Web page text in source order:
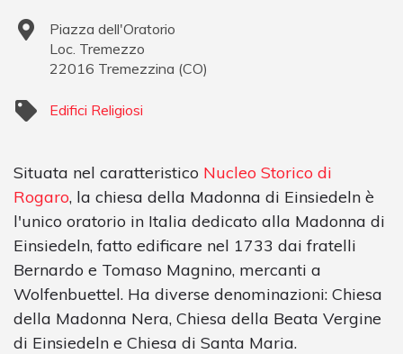
Piazza dell'Oratorio
Loc. Tremezzo
22016 Tremezzina (CO)
Edifici Religiosi
Situata nel caratteristico Nucleo Storico di
Rogaro, la chiesa della Madonna di Einsiedeln è
l'unico oratorio in Italia dedicato alla Madonna di
Einsiedeln, fatto edificare nel 1733 dai fratelli
Bernardo e Tomaso Magnino, mercanti a
Wolfenbuettel. Ha diverse denominazioni: Chiesa
della Madonna Nera, Chiesa della Beata Vergine
di Einsiedeln e Chiesa di Santa Maria.